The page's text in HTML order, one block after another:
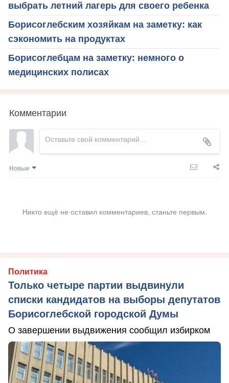
выбрать летний лагерь для своего ребенка
Борисоглебским хозяйкам на заметку: как
сэкономить на продуктах
Борисоглебцам на заметку: немного о
медицинских полисах
Комментарии
Новые
Никто ещё не оставил комментариев, станьте первым.
Политика
Только четыре партии выдвинули
списки кандидатов на выборы депутатов
Борисоглебской городской Думы
О завершении выдвижения сообщил избирком